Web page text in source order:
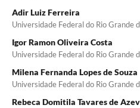
Adir Luiz Ferreira
Universidade Federal do Rio Grande
Igor Ramon Oliveira Costa
Universidade Federal do Rio Grande
Milena Fernanda Lopes de Souza
Universidade Federal do Rio Grande
Rebeca Domitila Tavares de